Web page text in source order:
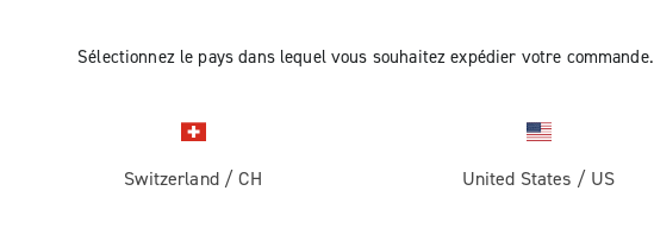
Sélectionnez le pays dans lequel vous souhaitez expédier votre commande.
Switzerland / CH United States / US
Travailler avec nous